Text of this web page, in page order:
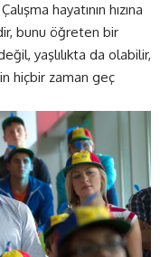
hayatının hızına
bunu öğreten bir
yaşlılıkta da olabilir,
hiçbir zaman geç